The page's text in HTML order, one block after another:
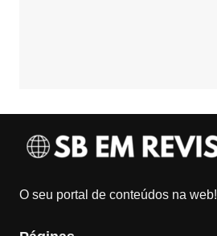
O seu portal de conteúdos na web!